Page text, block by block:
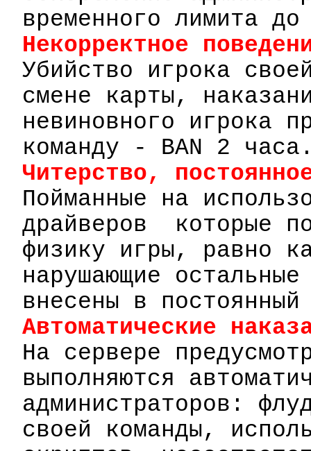
временного лимита
Некорректное
Убийство игрока
смене карты,
невиновного игрока
команду - BAN
2
Читерство,
Пойманные на
драйверов
которые
физику игры, равно
нарушающие
внесены в постоянный
Автоматические
На сервере
выполняются
администраторов:
своей команды,